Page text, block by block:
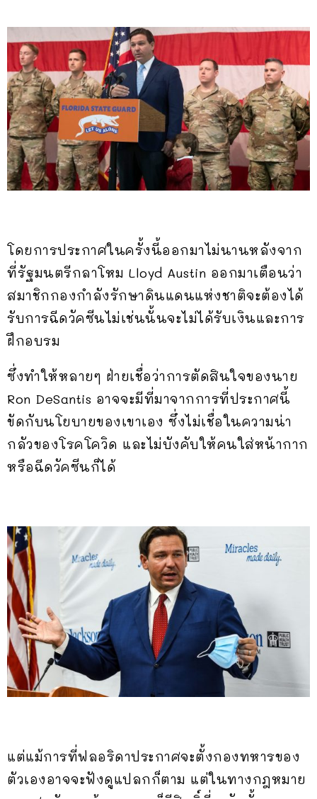
โดยการประกาศในครั้งนี้ออกมาไม่นานหลังจาก
ที่รัฐมนตรีกลาโหม Lloyd Austin ออกมาเตือนว่า
สมาชิกกองกำลังรักษาดินแดนแห่งชาติจะต้องได้
รับการฉีดวัคซีนไม่เช่นนั้นจะไม่ได้รับเงินและการ
ฝึกอบรม
ซึ่งทำให้หลายๆ ฝ่ายเชื่อว่าการตัดสินใจของนาย
Ron DeSantis อาจจะมีที่มาจากการที่ประกาศนี้
ขัดกับนโยบายของเขาเอง ซึ่งไม่เชื่อในความน่า
กลัวของโรคโควิด และไม่บังคับให้คนใส่หน้ากาก
หรือฉีดวัคซีนก็ได้
แต่แม้การที่ฟลอริดาประกาศจะตั้งกองทหารของ
ตัวเองอาจจะฟังดูแปลกก็ตาม แต่ในทางกฎหมาย